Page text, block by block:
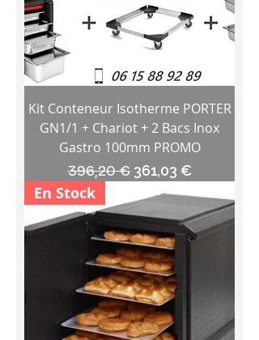
Kit Conteneur Isotherme PORTER
GN1/1 + Chariot + 2 Bacs Inox
Gastro 100mm PROMO
Prix original
396,20 € Prix promotionnel
361,03 €
En Stock